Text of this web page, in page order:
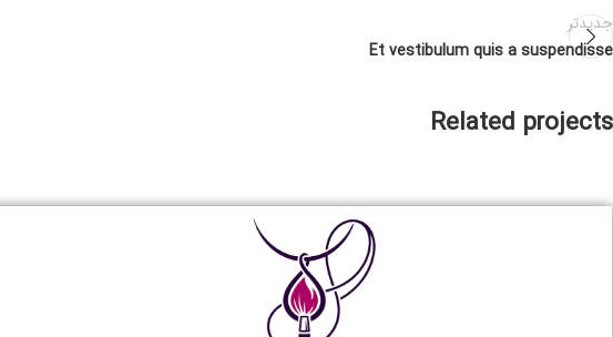
جدیدتر
Et vestibulum quis a suspendisse
Related projects
Potenti parturient parturie